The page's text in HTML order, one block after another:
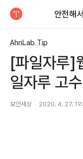
안전해
AhnLab Tip
[파일자루]
일자루 고
보안세상 2020. 4. 27.